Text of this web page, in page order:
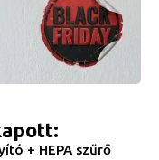
+ HEPA szűrő